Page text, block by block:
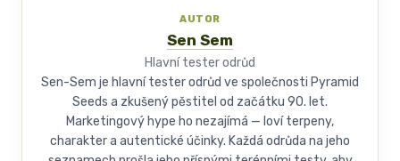
AUTOR
Sen Sem
Hlavní tester odrůd
Sen-Sem je hlavní tester odrůd ve společnosti Pyramid
Seeds a zkušený pěstitel od začátku 90. let.
Marketingový hype ho nezajímá — loví terpeny,
charakter a autentické účinky. Každá odrůda na jeho